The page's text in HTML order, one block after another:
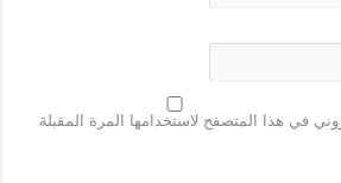
في هذا المتصفح لاستخدامها المرة المقبلة